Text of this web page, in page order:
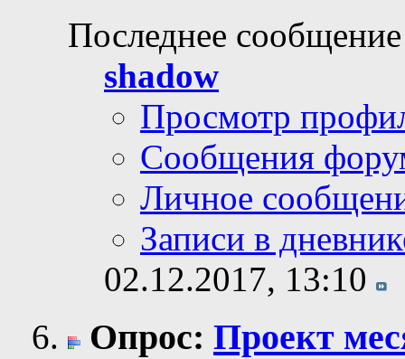
Последнее
shadow
Просмотр
Сообщения
Личное
Записи в
02.12.2017, 13:10
Опрос: Проект